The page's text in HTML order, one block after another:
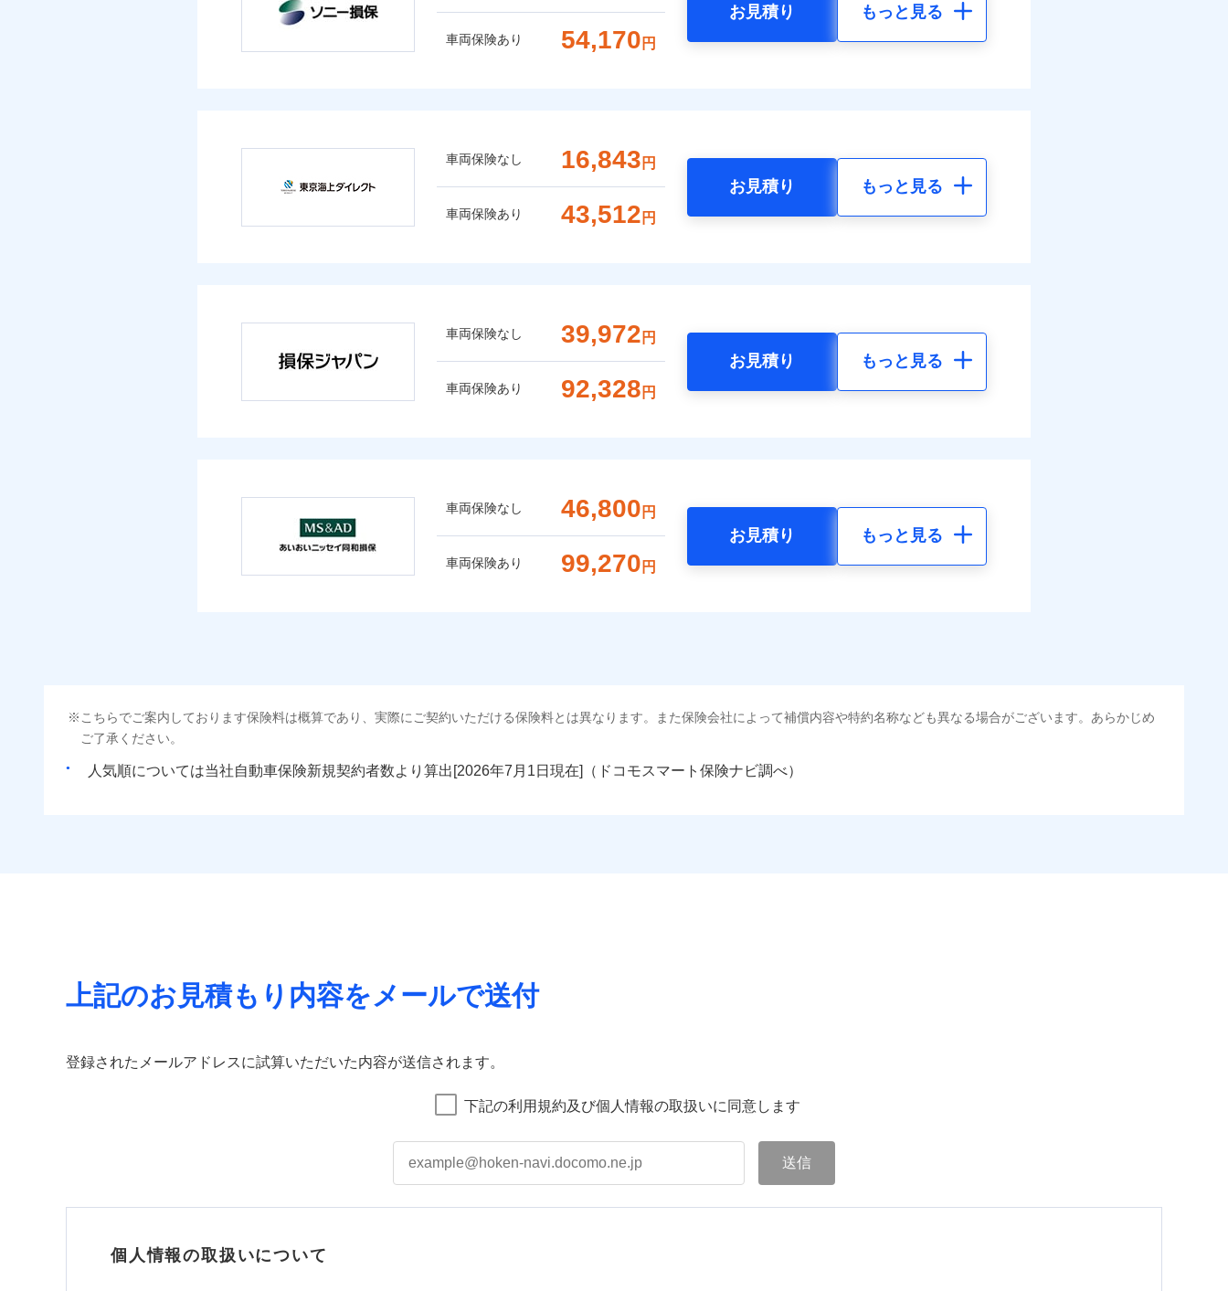
車両保険あり 54,170 円
お見積り もっと見る
車両保険なし 16,843 円
車両保険あり 43,512 円
お見積り もっと見る
車両保険なし 39,972 円
車両保険あり 92,328 円
お見積り もっと見る
車両保険なし 46,800 円
車両保険あり 99,270 円
お見積り もっと見る
こちらでご案内しております保険料は概算であり、実際にご契約いただける保険料とは異なります。また保険会社によって補償内容や特約名称なども異なる場合がございます。あらかじめ
ご了承ください。
人気順については当社 新規契約者数より算出[ 年 月 日現在]（ドコモスマート保険ナビ調べ）
上記のお見積もり内容をメールで送付
登録されたメールアドレスに試算いただいた内容が送信されます。
下記の利用規約及び個人情報の取扱いに同意します
個人情報の取扱いについて